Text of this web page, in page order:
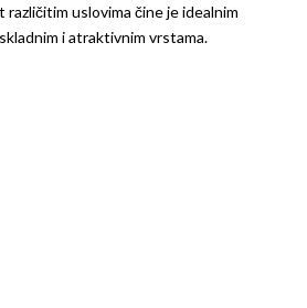
uslovima čine je idealnim
i atraktivnim vrstama.